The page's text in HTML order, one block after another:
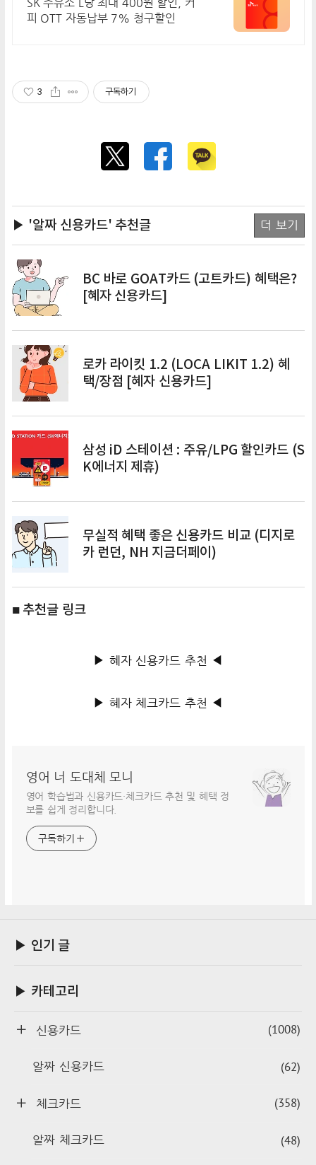
피 OTT 자동납부 7% 청구할인
3 구독하기
▶ '알짜 신용카드' 추천글 더 보기
BC 바로 GOAT카드 (고트카드) 혜택은?
[혜자 신용카드]
로카 라이킷 1.2 (LOCA LIKIT 1.2) 혜
택/장점 [혜자 신용카드]
삼성 iD 스테이션 : 주유/LPG 할인카드 (S
K에너지 제휴)
무실적 혜택 좋은 신용카드 비교 (디지로
카 런던, NH 지금더페이)
■ 추천글 링크
▶ 혜자 신용카드 추천 ◀
▶ 혜자 체크카드 추천 ◀
영어 너 도대체 모니
영어 학습법과 신용카드·체크카드 추천 및 혜택 정
보를 쉽게 정리합니다.
구독하기
▶ 인기 글
▶ 카테고리
신용카드 (1008)
알짜 신용카드 (62)
체크카드 (358)
알짜 체크카드 (48)